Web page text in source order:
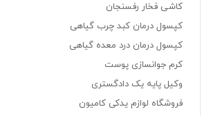
کاشی فخار رفسنجان
کپسول درمان کبد چرب گیاهی
کپسول درمان درد معده گیاهی
کرم جوانسازی پوست
وکیل پایه یک دادگستری
فروشگاه لوازم یدکی کامیون